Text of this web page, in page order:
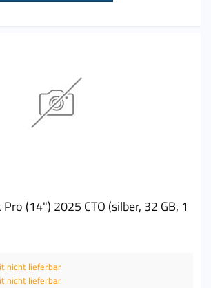
(14") 2025 CTO (silber, 32 GB, 1
nicht lieferbar
nicht lieferbar